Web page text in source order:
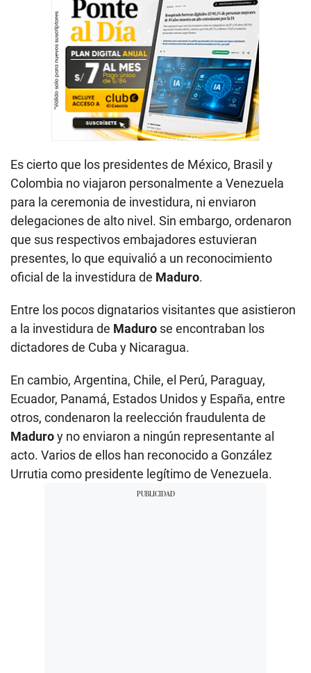
Es cierto que los presidentes de México, Brasil y
Colombia no viajaron personalmente a Venezuela
para la ceremonia de investidura, ni enviaron
delegaciones de alto nivel. Sin embargo, ordenaron
que sus respectivos embajadores estuvieran
presentes, lo que equivalió a un reconocimiento
oficial de la investidura de Maduro.
Entre los pocos dignatarios visitantes que asistieron
a la investidura de Maduro se encontraban los
dictadores de Cuba y Nicaragua.
En cambio, Argentina, Chile, el Perú, Paraguay,
Ecuador, Panamá, Estados Unidos y España, entre
otros, condenaron la reelección fraudulenta de
Maduroy no enviaron a ningún representante al
acto. Varios de ellos han reconocido a González
Urrutia como presidente legítimo de Venezuela.